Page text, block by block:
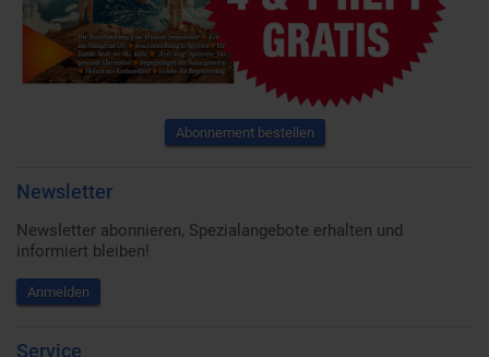
Abonnement bestellen
Newsletter
Newsletter abonnieren, Spezialangebote erhalten und
informiert bleiben!
Anmelden
Service